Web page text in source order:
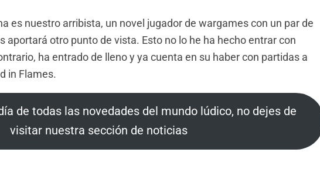
es nuestro arribista, un novel jugador de wargames con un par de
aportará otro punto de vista. Esto no lo he ha hecho entrar con
ha entrado de lleno y ya cuenta en su haber con partidas a
in Flames.
de todas las novedades del mundo lúdico, no dejes de
visitar nuestra sección de noticias